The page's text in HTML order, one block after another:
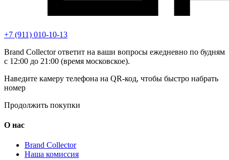
+7 (911) 010-10-13
Brand Collector ответит на ваши вопросы ежедневно по будням
с 12:00 до 21:00 (время московское).
Наведите камеру телефона на QR-код, чтобы быстро набрать
номер
Продолжить покупки
О нас
Brand Collector
Наша комиссия